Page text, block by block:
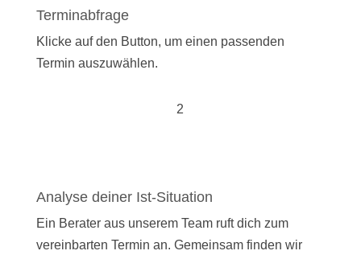
Terminabfrage
Klicke auf den Button, um einen passenden
Termin auszuwählen.
2
Analyse deiner Ist-Situation
Ein Berater aus unserem Team ruft dich zum
vereinbarten Termin an. Gemeinsam finden wir